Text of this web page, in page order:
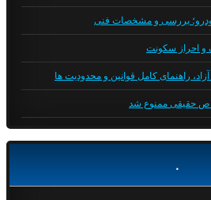
و احراز سکونت
راهنمای کامل قوانین و محدودیت ها
حقیقی ممنوع شد
.